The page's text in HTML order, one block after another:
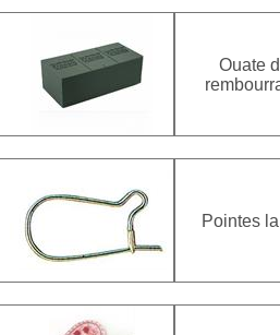
Ouate
Pointes